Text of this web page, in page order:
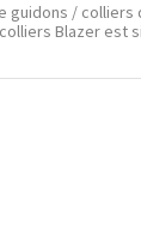
guidons /
Blazer est